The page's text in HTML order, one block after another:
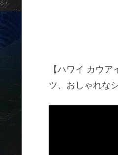
【ハワイ カウ
ツ、おしゃれな